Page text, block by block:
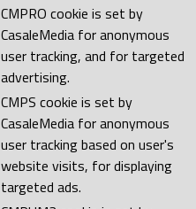
CMPRO cookie is set by
CasaleMedia for anonymous
user tracking, and for targeted
advertising.
CMPS cookie is set by
CasaleMedia for anonymous
user tracking based on user's
website visits, for displaying
targeted ads.